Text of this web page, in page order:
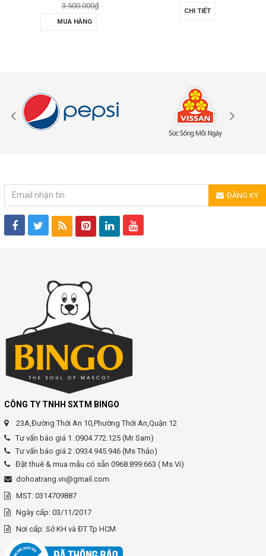
3.500.000₫
MUA HÀNG
CHI TIẾT
ĐĂNG KÝ
CÔNG TY TNHH SXTM BINGO
23A,Đường Thới An 10,Phường Thới An,Quận 12
Tư vấn báo giá 1 :0904.772.125 (Mr Sam)
Tư vấn báo giá 2 :0934.945.946 (Ms Thảo)
Đặt thuê & mua mẫu có sẵn 0968.899.663 ( Ms Vi)
dohoatrang.vn@gmail.com
MST: 0314709887
Ngày cấp: 03/11/2017
Nơi cấp: Sở KH và ĐT Tp HCM